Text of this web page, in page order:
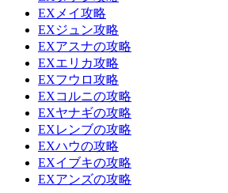
EXメイ攻略
EXジュン攻略
EXアスナの攻略
EXエリカ攻略
EXフウロ攻略
EXコルニの攻略
EXヤナギの攻略
EXレンブの攻略
EXハウの攻略
EXイブキの攻略
EXアンズの攻略